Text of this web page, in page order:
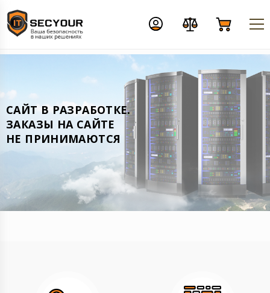
CАЙТ В РАЗРАБОТКЕ.
ЗАКАЗЫ НА САЙТЕ
НЕ ПРИНИМАЮТСЯ